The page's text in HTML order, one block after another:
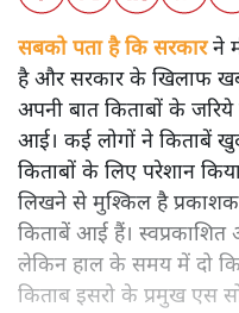
सबको पता है कि सरकारने
है और सरकार के खिलाफ
अपनी बात किताबों के
आई। कई लोगों ने किताबें
किताबों के लिए परेशान
लिखने से मुश्किल है
किताबें आई हैं।
लेकिन हाल के समय में दो
किताब इसरो के प्रमुख एस